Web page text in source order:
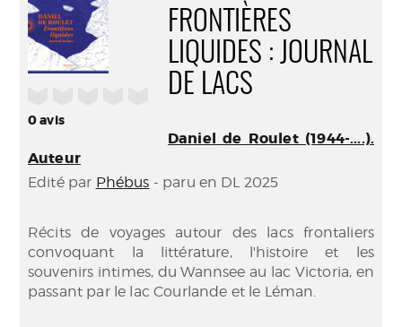
0avis
FRONTIÈRES
LIQUIDES : JOURNAL
DE LACS
Daniel de Roulet (1944-....).
Auteur
Edité par Phébus - paru en DL 2025
Récits de voyages autour des lacs frontaliers
convoquant la littérature, l'histoire et les
souvenirs intimes, du Wannsee au lac Victoria, en
passant par le lac Courlande et le Léman.